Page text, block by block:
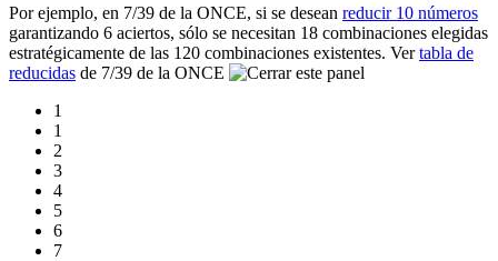
Por ejemplo, en 7/39 de la ONCE, si se desean reducir 10 números
garantizando 6 aciertos, sólo se necesitan 18 combinaciones elegidas
estratégicamente de las 120 combinaciones existentes. Vertabla de
reducidas de 7/39 de la ONCE
1
1
2
3
4
5
6
7